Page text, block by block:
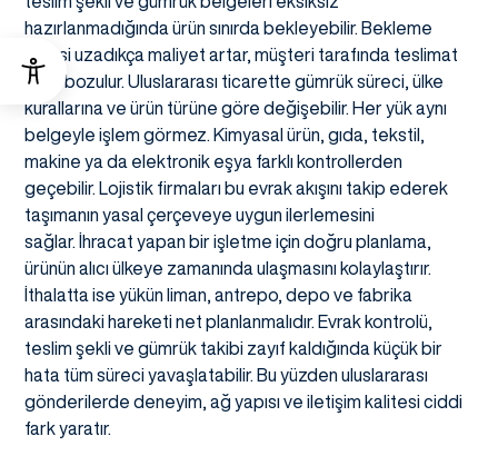
hazırlanmadığında ürün sınırda bekleyebilir. Bekleme
süresi uzadıkça maliyet artar, müşteri tarafında teslimat
planı bozulur. Uluslararası ticarette gümrük süreci, ülke
kurallarına ve ürün türüne göre değişebilir. Her yük aynı
belgeyle işlem görmez. Kimyasal ürün, gıda, tekstil,
makine ya da elektronik eşya farklı kontrollerden
geçebilir. Lojistik firmaları bu evrak akışını takip ederek
taşımanın yasal çerçeveye uygun ilerlemesini
sağlar. İhracat yapan bir işletme için doğru planlama,
ürünün alıcı ülkeye zamanında ulaşmasını kolaylaştırır.
İthalatta ise yükün liman, antrepo, depo ve fabrika
arasındaki hareketi net planlanmalıdır. Evrak kontrolü,
teslim şekli ve gümrük takibi zayıf kaldığında küçük bir
hata tüm süreci yavaşlatabilir. Bu yüzden uluslararası
gönderilerde deneyim, ağ yapısı ve iletişim kalitesi ciddi
fark yaratır.